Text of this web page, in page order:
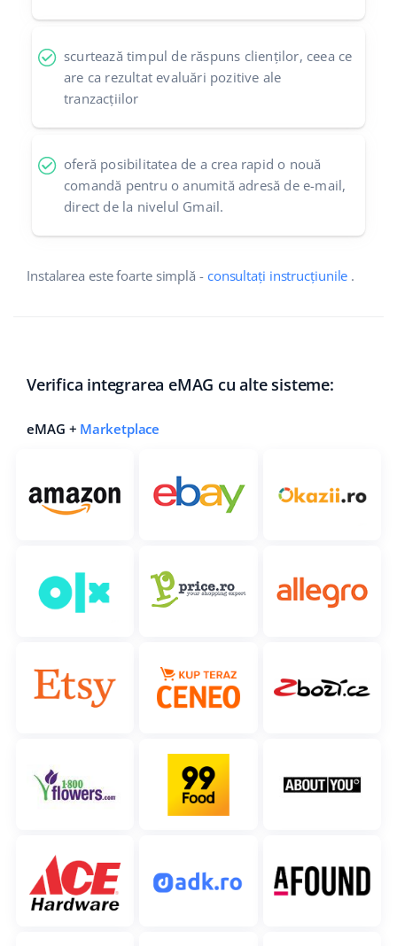
scurtează timpul de răspuns clienților, ceea ce
are ca rezultat evaluări pozitive ale
tranzacțiilor
oferă posibilitatea de a crea rapid o nouă
comandă pentru o anumită adresă de e-mail,
direct de la nivelul Gmail.
Instalarea este foarte simplă - consultați instrucțiunile .
Verifica integrarea eMAG cu alte sisteme:
eMAG + Marketplace